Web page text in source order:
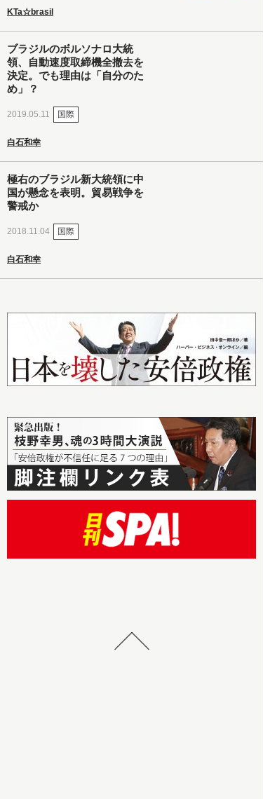
KTa☆brasil
ブラジルのボルソナロ大統
領、自動速度取締機全撤去を
決定。でも理由は「自分のた
め」？
2019.05.11 国際
白石和幸
極右のブラジル新大統領に中
国が懸念を表明。貿易戦争を
警戒か
2018.11.04 国際
白石和幸